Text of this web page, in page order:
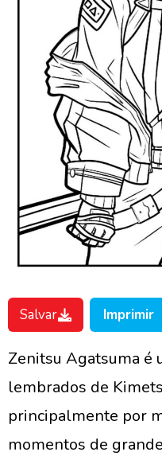
Salvar Imprimir
Zenitsu Agatsuma é
lembrados de
principalmente por
momentos de